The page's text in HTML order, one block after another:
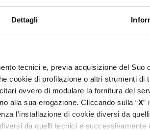
Dettagli
tecnici e, previa acquisizione del Suo
cookie di profilazione o altri strumenti di
ovvero di modulare la fornitura del
alla sua erogazione. Cliccando sulla “X”
l’installazione di cookie diversi da
da quelli tecnici e successivamente